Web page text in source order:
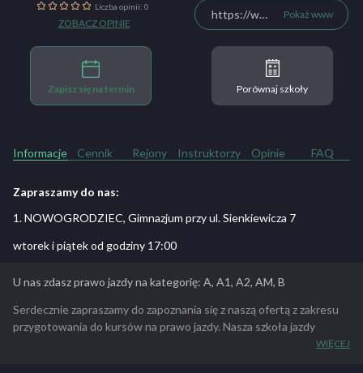
Liczba opinii: 0
ZOBACZ OPINIE
https://www.facebook.com/Nauka-Jazdy-Brygida-Krzysztof-Bujak-591778490867179/?ref=page_internal Pokaż www
Zapisz się na termin Porównaj szkoły
Informacje Cennik Rejony Instruktorzy Opinie FAQ
Zapraszamy do nas:
1. NOWOGRODZIEC, Gimnazjum przy ul. Sienkiewicza 7
wtorek i piątek od godziny 17:00
U nas zdasz prawo jazdy na kategorię: A, A1, A2, AM, B
Serdecznie zapraszamy do zapoznania się z naszą ofertą z zakresu
przygotowania do kursów na prawo jazdy. Nasza szkoła jazdy
WIĘCEJ